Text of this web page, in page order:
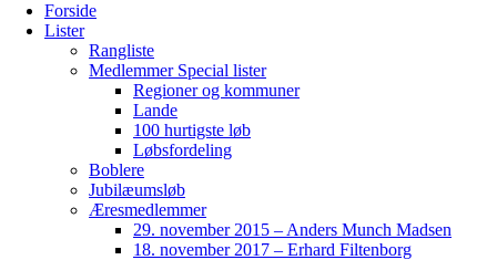
Forside
Lister
Rangliste
Medlemmer Special lister
Regioner og kommuner
Lande
100 hurtigste løb
Løbsfordeling
Boblere
Jubilæumsløb
Æresmedlemmer
29. november 2015 – Anders Munch Madsen
18. november 2017 – Erhard Filtenborg